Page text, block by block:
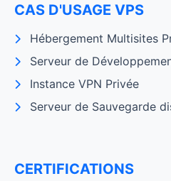
CAS D'USAGE VPS
Hébergement Multisites
Serveur de
Instance VPN Privée
Serveur de Sauvegarde
CERTIFICATIONS